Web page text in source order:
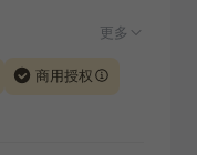
更多
商用授权